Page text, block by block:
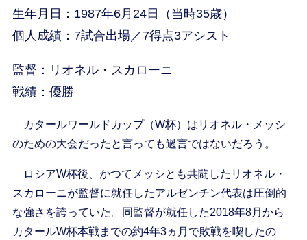
生年月日：1987年6月24日（当時35歳）
個人成績：7試合出場／7得点3アシスト
監督：リオネル・スカローニ
戦績：優勝
カタールワールドカップ（W杯）はリオネル・メッシ
のための大会だったと言っても過言ではないだろう。
ロシアW杯後、かつてメッシとも共闘したリオネル・
スカローニが監督に就任したアルゼンチン代表は圧倒的
な強さを誇っていた。同監督が就任した2018年8月から
カタールW杯本戦までの約4年3ヵ月で敗戦を喫したの